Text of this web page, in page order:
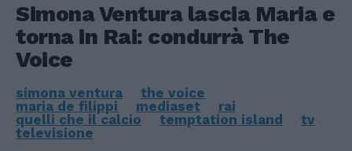
Simona Ventura lascia Maria e
torna in Rai: condurrà The
Voice
simona ventura
the voice
maria de filippi
mediaset
rai
quelli che il calcio
temptation island
tv
televisione